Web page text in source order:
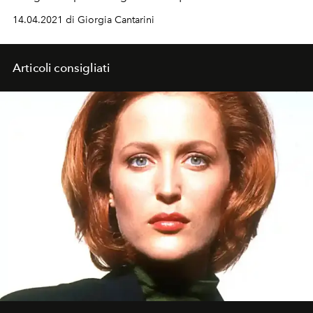
è però accompagnata da una nota più triste: Regé-Jean
Page, alias il Duca di Hastings, non prenderà parte alla
seconda stagione
14.04.2021 di Giorgia Cantarini
Articoli consigliati